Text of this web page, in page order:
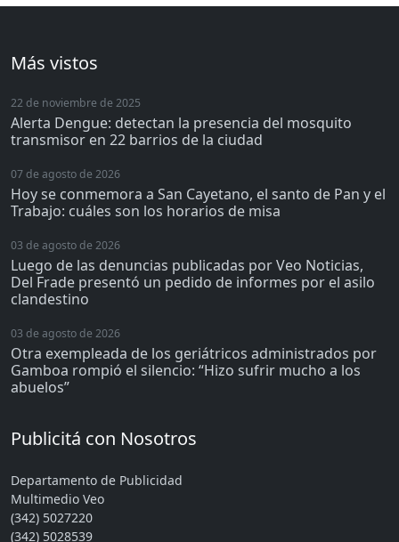
Más vistos
22 de noviembre de 2025
Alerta Dengue: detectan la presencia del mosquito
transmisor en 22 barrios de la ciudad
07 de agosto de 2026
Hoy se conmemora a San Cayetano, el santo de Pan y el
Trabajo: cuáles son los horarios de misa
03 de agosto de 2026
Luego de las denuncias publicadas por Veo Noticias,
Del Frade presentó un pedido de informes por el asilo
clandestino
03 de agosto de 2026
Otra exempleada de los geriátricos administrados por
Gamboa rompió el silencio: “Hizo sufrir mucho a los
abuelos”
Publicitá con Nosotros
Departamento de Publicidad
Multimedio Veo
(342) 5027220
(342) 5028539